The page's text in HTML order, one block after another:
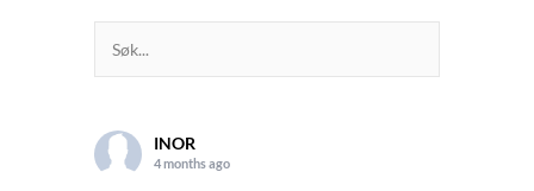
INOR
4 months ago